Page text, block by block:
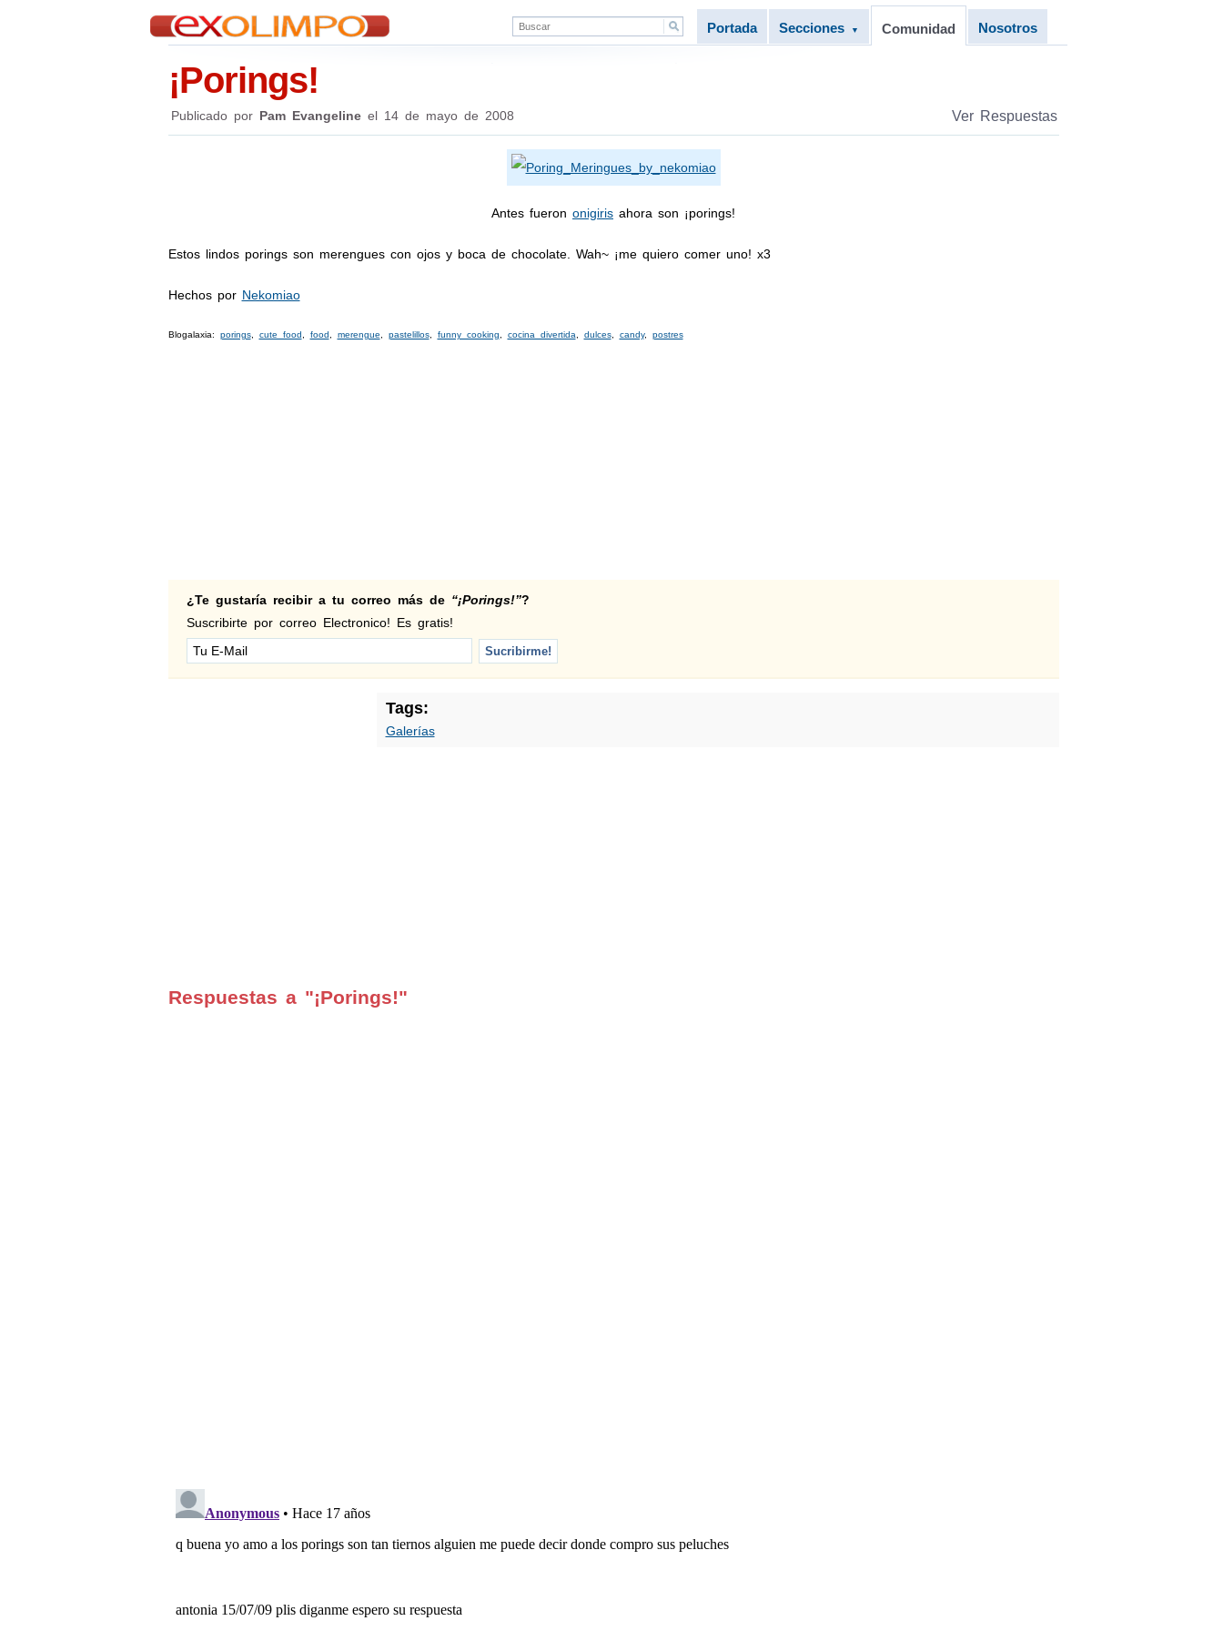
Portada Secciones ▼ Comunidad Nosotros
¡Porings!
Publicado por Pam Evangelineel 14 de mayo de 2008 Ver Respuestas
Antes fueron onigiris ahora son ¡porings!
Estos lindos porings son merengues con ojos y boca de chocolate. Wah~ ¡me quiero comer uno! x3
Hechos por Nekomiao
Blogalaxia: porings, cute food food merengue pastelillos, funny cooking cocina divertida dulces, candy, postres
¿Te gustaría recibir a tu correo más de “¡Porings!”?
Suscribirte por correo Electronico! Es gratis!
Tags:
Galerías
Respuestas a "¡Porings!"